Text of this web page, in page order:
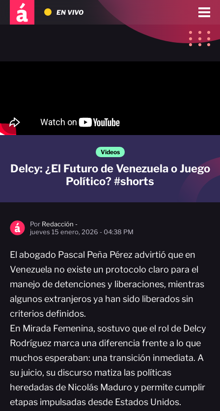
EN VIVO
Videos
Delcy: ¿El Futuro de Venezuela o Juego
Político? #shorts
Por Redacción -
jueves 15 enero, 2026 - 04:38 PM
El abogado Pascal Peña Pérez advirtió que en
Venezuela no existe un protocolo claro para el
manejo de detenciones y liberaciones, mientras
algunos extranjeros ya han sido liberados sin
criterios definidos.
En Mirada Femenina, sostuvo que el rol de Delcy
Rodríguez marca una diferencia frente a lo que
muchos esperaban: una transición inmediata. A
su juicio, su discurso matiza las políticas
heredadas de Nicolás Maduro y permite cumplir
etapas impulsadas desde Estados Unidos.